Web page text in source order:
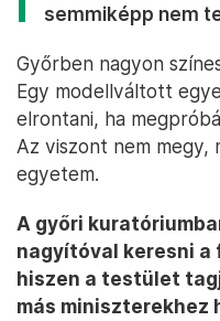
semmiképp nem
Győrben nagyon
Egy modellváltott
elrontani, ha
Az viszont nem megy,
egyetem.
A győri
nagyítóval keresni
hiszen a testület
más miniszterekhez